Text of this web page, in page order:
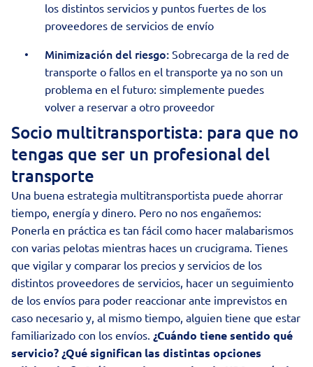
los distintos servicios y puntos fuertes de los
proveedores de servicios de envío
Minimización del riesgo: Sobrecarga de la red de
transporte o fallos en el transporte ya no son un
problema en el futuro: simplemente puedes
volver a reservar a otro proveedor
Socio multitransportista: para que no
tengas que ser un profesional del
transporte
Una buena estrategia multitransportista puede ahorrar
tiempo, energía y dinero. Pero no nos engañemos:
Ponerla en práctica es tan fácil como hacer malabarismos
con varias pelotas mientras haces un crucigrama. Tienes
que vigilar y comparar los precios y servicios de los
distintos proveedores de servicios, hacer un seguimiento
de los envíos para poder reaccionar ante imprevistos en
caso necesario y, al mismo tiempo, alguien tiene que estar
familiarizado con los envíos. ¿Cuándo tiene sentido qué
servicio? ¿Qué significan las distintas opciones